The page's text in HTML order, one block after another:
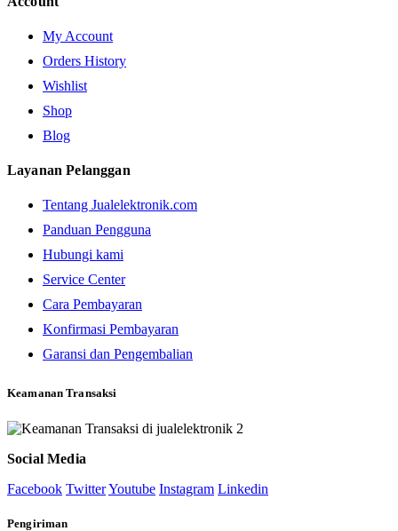
My Account
Orders History
Wishlist
Shop
Blog
Layanan Pelanggan
Tentang Jualelektronik.com
Panduan Pengguna
Hubungi kami
Service Center
Cara Pembayaran
Konfirmasi Pembayaran
Garansi dan Pengembalian
Keamanan Transaksi
Social Media
Facebook TwitterYoutube Instagram Linkedin
Pengiriman